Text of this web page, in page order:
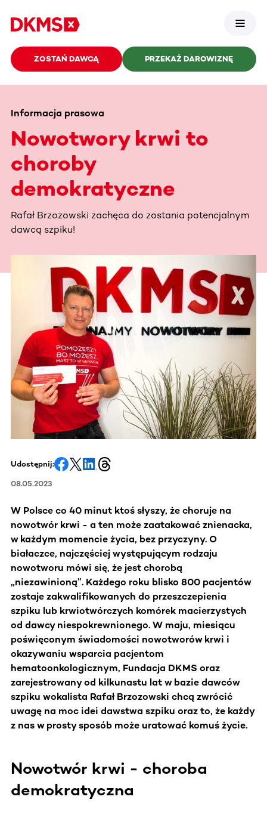
ZOSTAŃ DAWCĄ PRZEKAŻ DAROWIZNĘ
Informacja prasowa
Nowotwory krwi to
choroby
demokratyczne
Rafał Brzozowski zachęca do zostania potencjalnym
dawcą szpiku!
Udostępnij:
08.05.2023
W Polsce co 40 minut ktoś słyszy, że choruje na
nowotwór krwi - a ten może zaatakować znienacka,
w każdym momencie życia, bez przyczyny. O
białaczce, najczęściej występującym rodzaju
nowotworu mówi się, że jest chorobą
„niezawinioną”. Każdego roku blisko 800 pacjentów
zostaje zakwalifikowanych do przeszczepienia
szpiku lub krwiotwórczych komórek macierzystych
od dawcy niespokrewnionego. W maju, miesiącu
poświęconym świadomości nowotworów krwi i
okazywaniu wsparcia pacjentom
hematoonkologicznym, Fundacja DKMS oraz
zarejestrowany od kilkunastu lat w bazie dawców
szpiku wokalista Rafał Brzozowski chcą zwrócić
uwagę na moc idei dawstwa szpiku oraz to, że każdy
z nas w prosty sposób może uratować komuś życie.
Nowotwór krwi - choroba
demokratyczna